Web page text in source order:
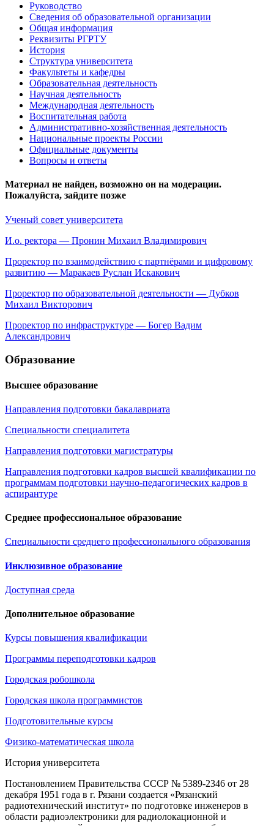
Руководство
Сведения об образовательной организации
Общая информация
Реквизиты РГРТУ
История
Структура университета
Факультеты и кафедры
Образовательная деятельность
Научная деятельность
Международная деятельность
Воспитательная работа
Административно-хозяйственная деятельность
Национальные проекты России
Официальные документы
Вопросы и ответы
Материал не найден, возможно он на модерации.
Пожалуйста, зайдите позже
Ученый совет университета
И.о. ректора — Пронин Михаил Владимирович
Проректор по взаимодействию с партнёрами и цифровому
развитию — Маракаев Руслан Искакович
Проректор по образовательной деятельности — Дубков
Михаил Викторович
Проректор по инфраструктуре — Богер Вадим
Александрович
Образование
Высшее образование
Направления подготовки бакалавриата
Специальности специалитета
Направления подготовки магистратуры
Направления подготовки кадров высшей квалификации по
программам подготовки научно-педагогических кадров в
аспирантуре
Среднее профессиональное образование
Специальности среднего профессионального образования
Инклюзивное образование
Доступная среда
Дополнительное образование
Курсы повышения квалификации
Программы переподготовки кадров
Городская робошкола
Городская школа программистов
Подготовительные курсы
Физико-математическая школа
История университета
Постановлением Правительства СССР № 5389-2346 от 28
декабря 1951 года в г. Рязани создается «Рязанский
радиотехнический институт» по подготовке инженеров в
области радиоэлектроники для радиолокационной и